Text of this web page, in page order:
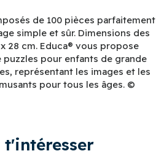
de 100 pièces parfaitement
simple et sûr. Dimensions des
28 cm. Educa® vous propose
pour enfants de grande
représentant les images et les
pour tous les âges. ©